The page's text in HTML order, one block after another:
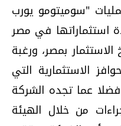
"سوميتومو يورب
استثماراتها في مصر
بمصر، ورغبة
الاستثمارية التي
عما تجده الشركة
من خلال الهيئة